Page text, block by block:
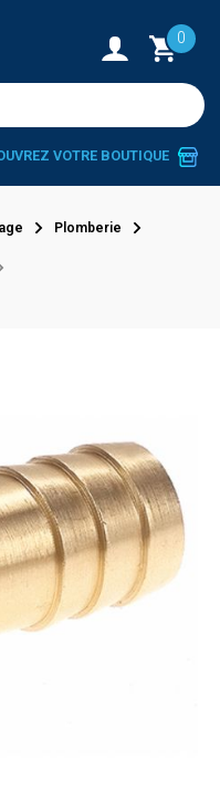
0
VOTRE BOUTIQUE
Plomberie